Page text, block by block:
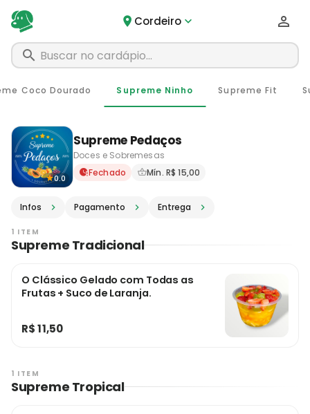
Cordeiro
0.0
Supreme Pedaços
Doces e Sobremesas
Delivery em Cordeiro - RJ
Fechado Mín. R$ 15,00
Infos Pagamento Entrega
Coco Dourado Supreme Ninho Supreme Fit
1 ITEM
Supreme Tradicional
O Clássico Gelado com Todas as
Frutas + Suco de Laranja.
R$ 11,50
1 ITEM
Supreme Tropical